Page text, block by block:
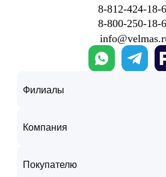
Филиалы
Компания
Покупателю